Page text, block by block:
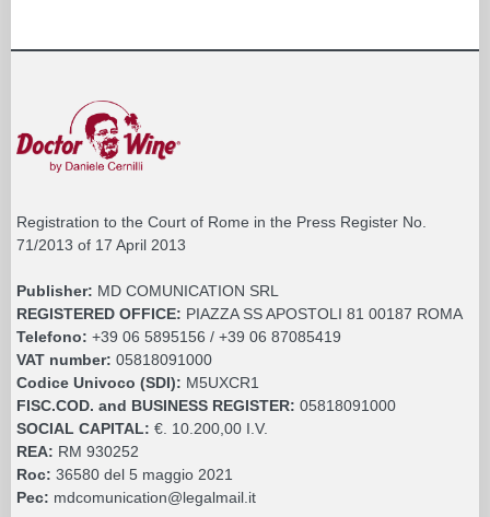
Registration to the Court of Rome in the Press Register No.
71/2013 of 17 April 2013
Publisher: MD COMUNICATION SRL
REGISTERED OFFICE: PIAZZA SS APOSTOLI 81 00187 ROMA
Telefono: +39 06 5895156 / +39 06 87085419
VAT number: 05818091000
Codice Univoco (SDI): M5UXCR1
FISC.COD. and BUSINESS REGISTER: 05818091000
SOCIAL CAPITAL: €. 10.200,00 I.V.
REA: RM 930252
Roc: 36580 del 5 maggio 2021
Pec: mdcomunication@legalmail.it